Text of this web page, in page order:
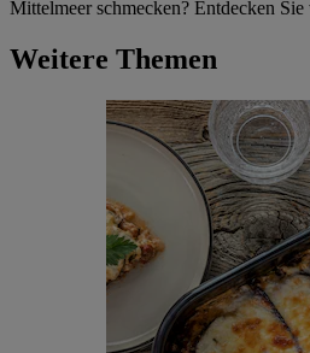
Mittelmeer schmecken? Entdecken Sie
Weitere Themen